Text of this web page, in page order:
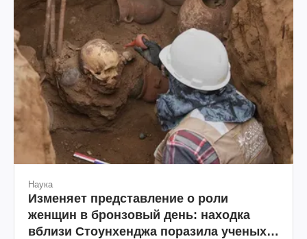
Наука
Изменяет представление о роли
женщин в бронзовый день: находка
вблизи Стоунхенджа поразила ученых